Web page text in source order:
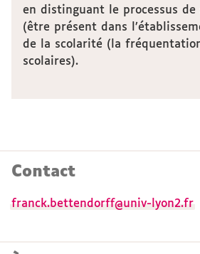
en distinguant le processus de
(être présent dans
de la scolarité (la
scolaires).
Contact
franck.bettendorff@univ-lyon2.fr